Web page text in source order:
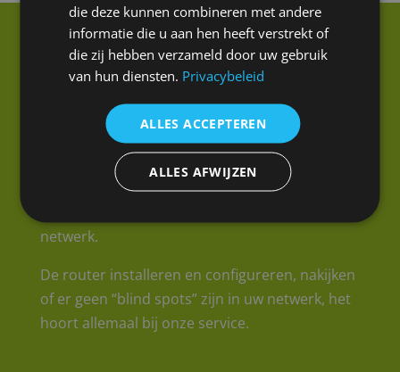
TJ-Technics installeert niet enkel een
hoogwaardig bekabeld en draadloos netwerk
in uw woning of op kantoor, wij zorgen er ook
netwerk.
De router installeren en configureren, nakijken
of er geen “blind spots” zijn in uw netwerk, het
hoort allemaal bij onze service.
die deze kunnen combineren met andere
informatie die u aan hen heeft verstrekt of
die zij hebben verzameld door uw gebruik
van hun diensten. Privacybeleid
ALLES ACCEPTEREN
ALLES AFWIJZEN